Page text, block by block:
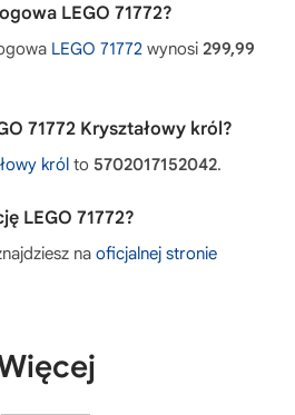
LEGO 71772?
LEGO 71772 wynosi 299,99
71772 Kryształowy król?
król to 5702017152042.
LEGO 71772?
na oficjalnej stronie